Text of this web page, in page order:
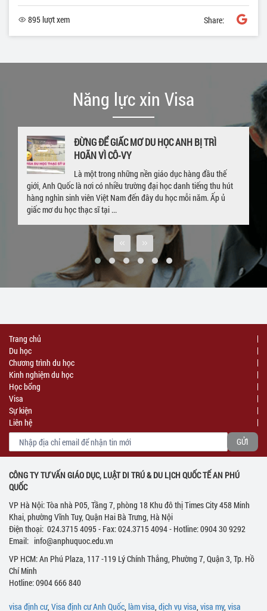
895 lượt xem Share:
Năng lực xin Visa
GIA HẠN VISA DU HỌC NGAY KHI ĐANG Ở UK
– CHÚC MỪNG EM P.P LINH VỚI TẤM THẺ
VISA 4 NĂM
Hết hạn visa, quay trở về Việt Nam sau khi hòan thành khóa học ở
nước ngoài là nỗi lo lắng của rất nhiều bạn sinh viên đang du học.
Trường hợp của sinh viên P. P. Linh cũng tương tự. Bắt đầu hành ...
Trang chủ
Du học
Chương trình du học
Kinh nghiệm du học
Học bổng
Visa
Sự kiện
Liên hệ
CÔNG TY TƯ VẤN GIÁO DỤC, LUẬT DI TRÚ & DU LỊCH QUỐC TẾ AN PHÚ
QUỐC
VP Hà Nội: Tòa nhà P05, Tầng 7, phòng 18 Khu đô thị Times City 458 Minh
Khai, phường Vĩnh Tuy, Quận Hai Bà Trưng, Hà Nội
Điện thoại: 024.3715 4095 - Fax: 024.3715 4094 - Hotline: 0904 30 9292
Email: info@anphuquoc.edu.vn
VP HCM: An Phú Plaza, 117 -119 Lý Chính Thắng, Phường 7, Quận 3, Tp. Hồ
Chí Minh
Hotline: 0904 666 840
visa định cư, Visa định cư Anh Quốc, làm visa, dịch vụ visa, visa my, visa